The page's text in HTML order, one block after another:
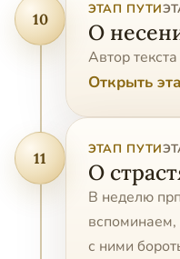
10
ЭТАП ПУТИ
О
Автор
Открыть
11
ЭТАП ПУТИ
О
В неделю
вспоминаем,
с ними